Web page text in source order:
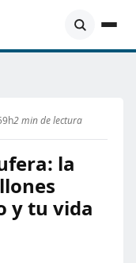
2 min de lectura
la
y tu vida